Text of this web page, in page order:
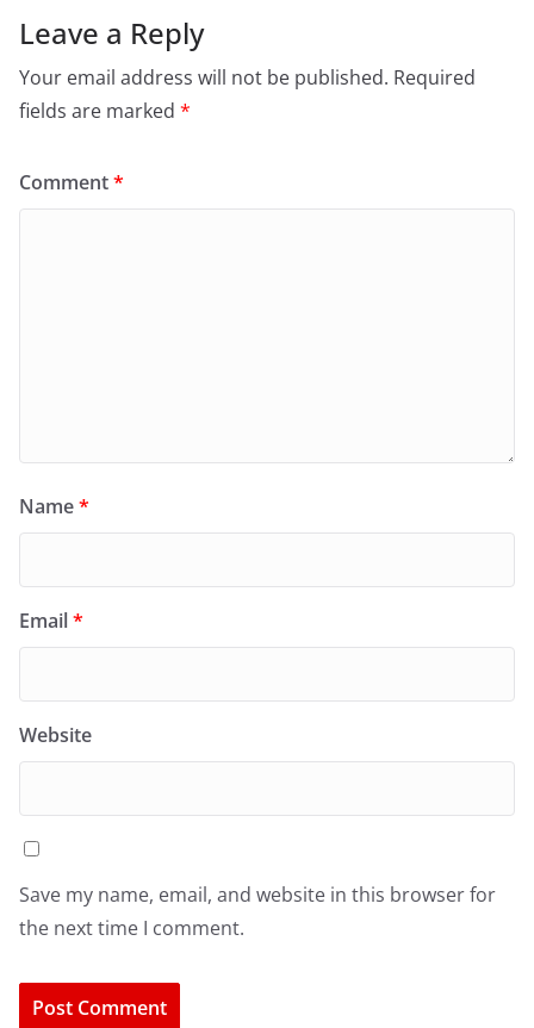
Leave a Reply
Your email address will not be published. Required
fields are marked *
Comment*
Name*
Email*
Website
Save my name, email, and website in this browser for
the next time I comment.